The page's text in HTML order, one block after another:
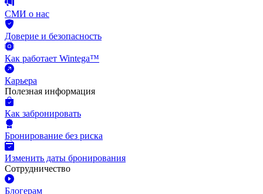
СМИ о нас
Доверие и безопасность
Как работает Wintega™
Карьера
Полезная информация
Как забронировать
Бронирование без риска
Изменить даты бронирования
Сотрудничество
Блогерам